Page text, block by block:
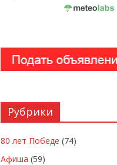
Рубрики
80 лет Победе (74)
Афиша (59)